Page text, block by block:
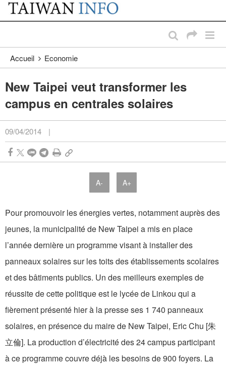
Passer au contenu principal
:::
Accueil Economie
New Taipei veut transformer les
campus en centrales solaires
09/04/2014 |
A- A+
Pour promouvoir les énergies vertes, notamment auprès des
jeunes, la municipalité de New Taipei a mis en place
l’année dernière un programme visant à installer des
panneaux solaires sur les toits des établissements scolaires
et des bâtiments publics. Un des meilleurs exemples de
réussite de cette politique est le lycée de Linkou qui a
fièrement présenté hier à la presse ses 1 740 panneaux
solaires, en présence du maire de New Taipei, Eric Chu [朱
立倫]. La production d’électricité des 24 campus participant
à ce programme couvre déjà les besoins de 900 foyers. La